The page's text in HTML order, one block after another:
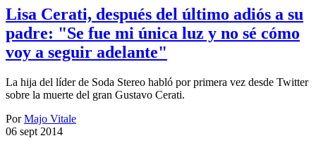
Lisa Cerati, después del último adiós a su
padre: "Se fue mi única luz y no sé cómo
voy a seguir adelante"
La hija del líder de Soda Stereo habló por primera vez desde Twitter
sobre la muerte del gran Gustavo Cerati.
PorMajo Vitale
06 sept 2014